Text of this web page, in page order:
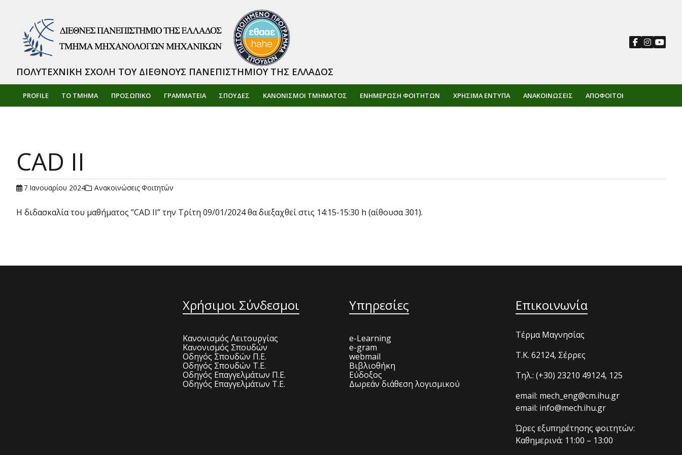
PROFILE ΤΟ ΤΜΗΜΑ ΠΡΟΣΩΠΙΚΌ ΓΡΑΜΜΑΤΕΙΑ ΣΠΟΥΔΕΣ ΚΑΝΟΝΙΣΜΟΙ ΤΜΗΜΑΤΟΣ ΕΝΗΜΈΡΩΣΗ ΦΟΙΤΗΤΏΝ ΧΡΉΣΙΜΑ ΈΝΤΥΠΑ ΑΝΑΚΟΙΝΏΣΕΙΣ ΑΠΌΦΟΙΤΟΙ
ΠΟΛΥΤΕΧΝΙΚΗ ΣΧΟΛΗ ΤΟΥ ΔΙΕΘΝΟΥΣ ΠΑΝΕΠΙΣΤΗΜΙΟΥ ΤΗΣ ΕΛΛΑΔΟΣ
CAD ΙI
7 Ιανουαρίου 2024 Ανακοινώσεις Φοιτητών
Η διδασκαλία του μαθήματος ”CAD ΙΙ” την Τρίτη 09/01/2024 θα διεξαχθεί στις 14:15-15:30 h (αίθουσα 301).
Χρήσιμοι Σύνδεσμοι
Κανονισμός Λειτουργίας
Κανονισμός Σπουδών
Οδηγός Σπουδών Π.Ε.
Οδηγός Σπουδών Τ.Ε.
Οδηγός Επαγγελμάτων Π.Ε.
Οδηγός Επαγγελμάτων Τ.Ε.
Υπηρεσίες
e-Learning
e-gram
webmail
Βιβλιοθήκη
Εύδοξος
Δωρεάν διάθεση λογισμικού
Επικοινωνία
Τέρμα Μαγνησίας
T.K. 62124, Σέρρες
Τηλ.: (+30) 23210 49124, 125
email: mech_eng@cm.ihu.gr
email: info@mech.ihu.gr
Ώρες εξυπηρέτησης φοιτητών:
Καθημερινά: 11:00 – 13:00